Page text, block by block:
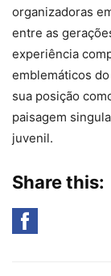
organizadoras
entre as
experiência
emblemáticos
sua posição
paisagem
juvenil.
Share this: